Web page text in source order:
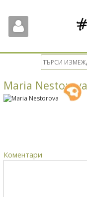
Maria Nestorova
Коментари